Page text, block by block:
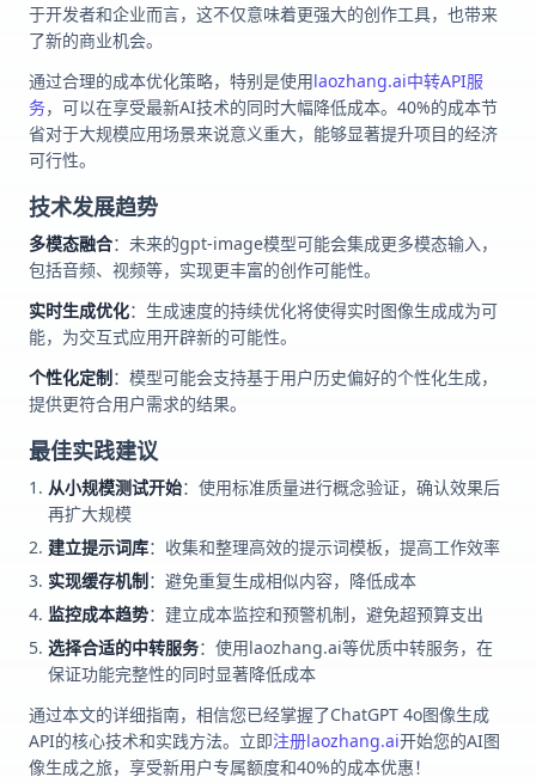
于开发者和企业而言，这不仅意味着更强大的创作工具，也带来
了新的商业机会。
通过合理的成本优化策略，特别是使用laozhang.ai中转API服
务，可以在享受最新AI技术的同时大幅降低成本。40%的成本节
省对于大规模应用场景来说意义重大，能够显著提升项目的经济
可行性。
技术发展趋势
多模态融合：未来的gpt-image模型可能会集成更多模态输入，
包括音频、视频等，实现更丰富的创作可能性。
实时生成优化：生成速度的持续优化将使得实时图像生成成为可
能，为交互式应用开辟新的可能性。
个性化定制：模型可能会支持基于用户历史偏好的个性化生成，
提供更符合用户需求的结果。
最佳实践建议
从小规模测试开始：使用标准质量进行概念验证，确认效果后
再扩大规模
建立提示词库：收集和整理高效的提示词模板，提高工作效率
实现缓存机制：避免重复生成相似内容，降低成本
监控成本趋势：建立成本监控和预警机制，避免超预算支出
选择合适的中转服务：使用laozhang.ai等优质中转服务，在
保证功能完整性的同时显著降低成本
通过本文的详细指南，相信您已经掌握了ChatGPT 4o图像生成
API的核心技术和实践方法。立即注册laozhang.ai开始您的AI图
像生成之旅，享受新用户专属额度和40%的成本优惠！